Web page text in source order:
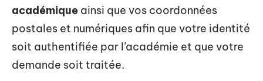
académique ainsi que vos coordonnées
postales et numériques afin que votre identité
soit authentifiée par l’académie et que votre
demande soit traitée.